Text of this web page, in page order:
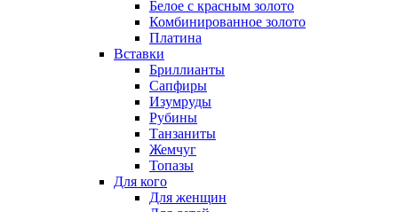
Белое с красным золото
Комбинированное золото
Платина
Вставки
Бриллианты
Сапфиры
Изумруды
Рубины
Танзаниты
Жемчуг
Топазы
Для кого
Для женщин